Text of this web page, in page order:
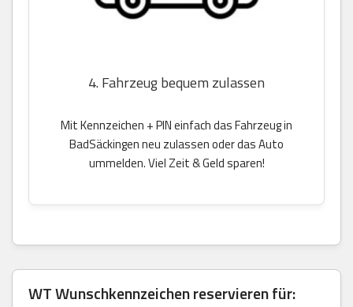
4. Fahrzeug bequem zulassen
Mit Kennzeichen + PIN einfach das Fahrzeug in
BadSäckingen neu zulassen oder das Auto
ummelden. Viel Zeit & Geld sparen!
WT Wunschkennzeichen reservieren für: